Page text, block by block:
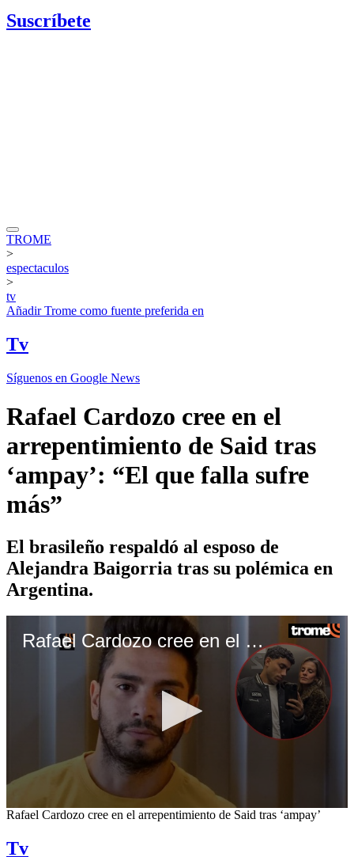
Suscríbete
TROME
>
espectaculos
>
tv
AñadirTrome como fuente preferida en
Tv
Síguenos en Google News
Rafael Cardozo cree en el
arrepentimiento de Said tras
‘ampay’: “El que falla sufre
más”
El brasileño respaldó al esposo de
Alejandra Baigorria tras su polémica en
Argentina.
Rafael Cardozo cree en el arrepentimiento de Said tras ‘ampay’
0
of
4
Rafael Cardozo cree en el arrepentimiento de Said tras ‘ampay’
Tv